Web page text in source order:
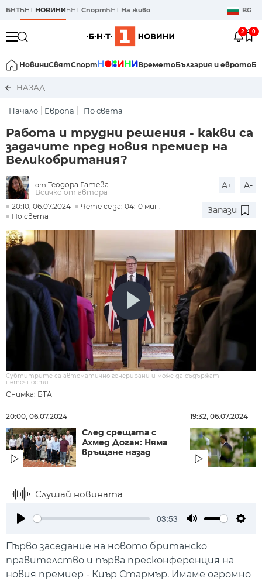
БНТБНТ НОВИНИБНТСпортБНТ На живо BG
2 0
НовиниСвятСпорт ВреметоБългария и еврото
НАЗАД
Начало Европа По света
Работа и трудни решения - какви са
задачите пред новия премиер на
Великобритания?
от Теодора Гатева
Всичко от автора
A+ A-
20:10, 06.07.2024
Чете се за: 04:10 мин.
По света
Запази
Снимка: БТА
Субтитрите са автоматично генерирани и може да съдържат
неточности.
20:00, 06.07.2024
След срещата с
Ахмед Доган: Няма
връщане назад
19:32, 06.07.2024
Слушай новината
-03:53
Първо заседание на новото британско
правителство и първа пресконференция на
новия премиер - Киър Стармър. Имаме огромно